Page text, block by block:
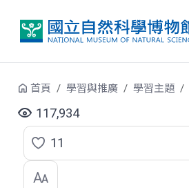
首頁 學習與推廣 學習主題
117,934
點
選
11